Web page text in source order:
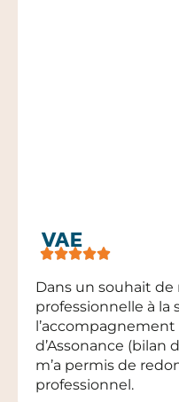
VAE
Dans un souhait de
professionnelle à la
d’Assonance (bilan
m’a permis de
professionnel.